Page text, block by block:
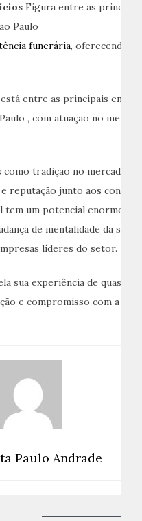
Figura entre as
Paulo
funerária, oferecendo
entre as principais
, com atuação no
tradição no mercado,
reputação junto aos
tem um potencial enorme
de mentalidade da
líderes do setor.
sua experiência de quase
e compromisso com a
Paulo Andrade